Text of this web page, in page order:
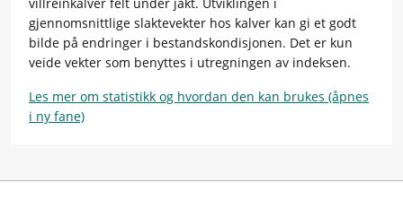
gjennomsnittlige slaktevekter hos kalver kan gi et godt
bilde på endringer i bestandskondisjonen. Det er kun
veide vekter som benyttes i utregningen av indeksen.
Les mer om statistikk og hvordan den kan brukes (åpnes
i ny fane)